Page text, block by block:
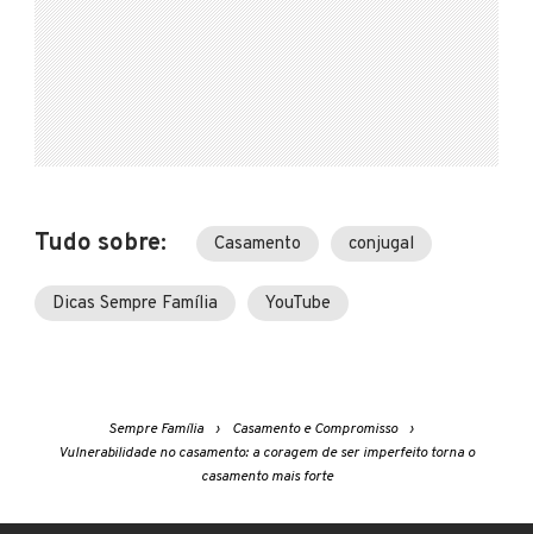
Tudo sobre: Casamento conjugal
Dicas Sempre Família YouTube
Sempre Família
Casamento e Compromisso
Vulnerabilidade no casamento: a coragem de ser imperfeito torna o
casamento mais forte